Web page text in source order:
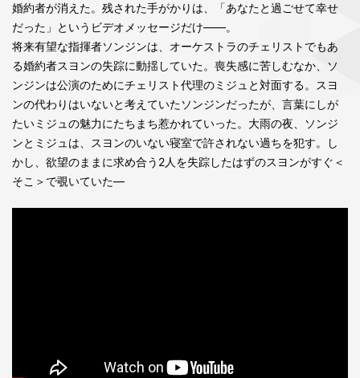
婚約者が消えた。残された手がかりは、「あなたと過ごせて幸せ
だった」というビデオメッセージだけ――。
将来有望な指揮者ソンジンは、オーケストラのチェリストでもあ
る婚約者スヨンの失踪に動揺していた。喪失感に苦しむなか、ソ
ンジンは公演のためにチェリスト代理のミジュと対面する。スヨ
ンの代わりはいないと考えていたソンジンだったが、言葉にしが
たいミジュの魅力にたちまち惹かれていった。大雨の夜、ソンジ
ンとミジュは、スヨンのいない寝室で許されない過ちを犯す。し
かし、欲望のままに求め合う2人を失踪したはずのスヨンがすぐ＜
そこ＞で覗いていた―